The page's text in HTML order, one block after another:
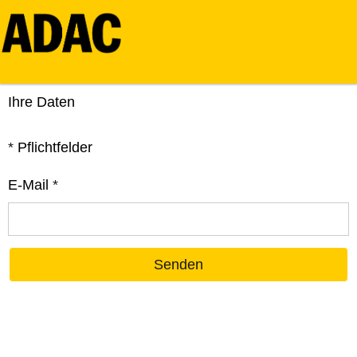
Ihre Daten
* Pflichtfelder
E-Mail *
Senden